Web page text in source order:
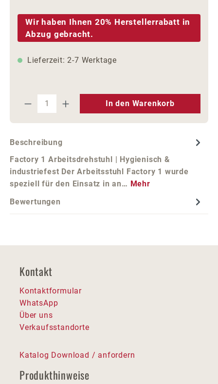
Wir haben Ihnen 20% Herstellerrabatt in
Abzug gebracht.
Lieferzeit: 2-7 Werktage
Produkt Anzahl: Gib den
In den Warenkorb
Beschreibung
Factory 1 Arbeitsdrehstuhl | Hygienisch &
industriefest Der Arbeitsstuhl Factory 1 wurde
speziell für den Einsatz in an… Mehr
Bewertungen
Kontakt
Kontaktformular
WhatsApp
Über uns
Verkaufsstandorte
Katalog Download / anfordern
Produkthinweise